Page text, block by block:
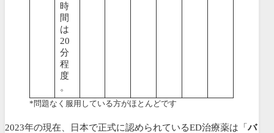
時
間
は
20
分
程
度
。
*問題なく服用している方がほとんどです
2023年の現在、日本で正式に認められているED治療薬は「バ